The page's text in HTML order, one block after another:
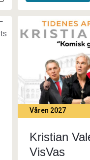
Våren 2027
Kristian
VisVas